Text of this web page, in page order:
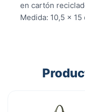
en cartón
Medida: 10,5 x 15